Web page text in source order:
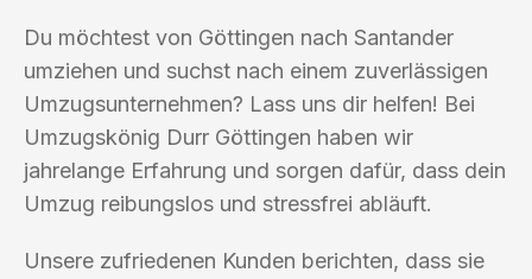
Du möchtest von Göttingen nach Santander
umziehen und suchst nach einem zuverlässigen
Umzugsunternehmen? Lass uns dir helfen! Bei
Umzugskönig Durr Göttingen haben wir
jahrelange Erfahrung und sorgen dafür, dass dein
Umzug reibungslos und stressfrei abläuft.
Unsere zufriedenen Kunden berichten, dass sie